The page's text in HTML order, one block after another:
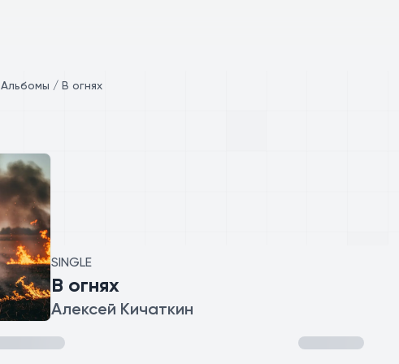
Альбомы / В огнях
SINGLE
В огнях
Алексей Кичаткин